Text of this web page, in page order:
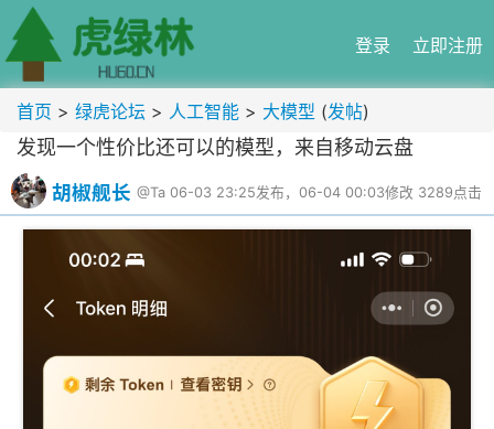
登录 立即注册
首页 > 绿虎论坛 > 人工智能 > 大模型 (发帖)
发现一个性价比还可以的模型，来自移动云盘
胡椒舰长 @Ta 06-03 23:25发布，06-04 00:03修改 3289点击